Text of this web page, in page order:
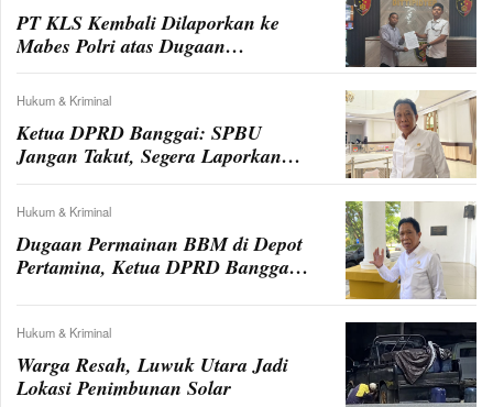
PT KLS Kembali Dilaporkan ke
Mabes Polri atas Dugaan
Penyalahgunaan BBM Bersubsidi
Hukum & Kriminal
Ketua DPRD Banggai: SPBU
Jangan Takut, Segera Laporkan
Dugaan Permainan BBM!
Hukum & Kriminal
Dugaan Permainan BBM di Depot
Pertamina, Ketua DPRD Banggai:
Hukum & Kriminal
Warga Resah, Luwuk Utara Jadi
Lokasi Penimbunan Solar